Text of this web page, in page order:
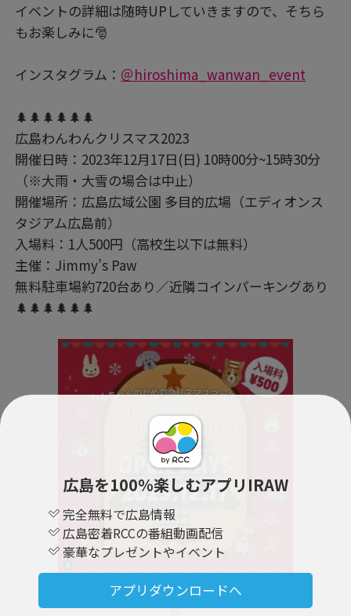
広島を100％楽しむアプリIRAW
完全無料で広島情報
広島密着RCCの番組動画配信
豪華なプレゼントやイベント
アプリダウンロードへ
イベントの詳細は随時UPしていきますので、そちら
もお楽しみに🎅
インスタグラム： ＠hiroshima_wanwan_event
🌲🌲🌲🌲🌲🌲
広島わんわんクリスマス2023
開催日時：2023年12月17日(日) 10時00分~15時30分
（※大雨・大雪の場合は中止）
開催場所：広島広域公園 多目的広場（エディオンス
タジアム広島前）
入場料：1人500円（高校生以下は無料）
主催：Jimmy’s Paw
無料駐車場約720台あり／近隣コインパーキングあり
🌲🌲🌲🌲🌲🌲
PR